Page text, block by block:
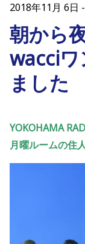
2018年11月 6日
朝から
wacciワ
ました
YOKOHAMA
月曜ルームの住